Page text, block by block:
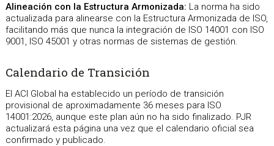
Alineación con la Estructura Armonizada: La norma ha sido
actualizada para alinearse con la Estructura Armonizada de ISO,
facilitando más que nunca la integración de ISO 14001 con ISO
9001, ISO 45001 y otras normas de sistemas de gestión.
Calendario de Transición
El ACI Global ha establecido un período de transición
provisional de aproximadamente 36 meses para ISO
14001:2026, aunque este plan aún no ha sido finalizado. PJR
actualizará esta página una vez que el calendario oficial sea
confirmado y publicado.